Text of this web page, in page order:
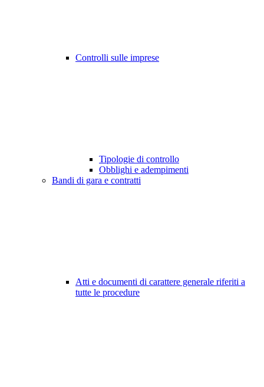
Controlli sulle imprese
Tipologie di controllo
Obblighi e adempimenti
Bandi di gara e contratti
Atti e documenti di carattere generale riferiti a
tutte le procedure